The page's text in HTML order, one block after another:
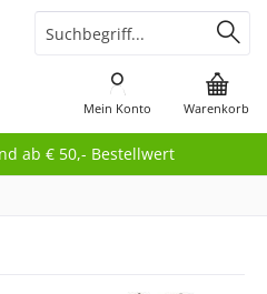
ab € 50,- Bestellwert
Warenkorb
Mein Konto